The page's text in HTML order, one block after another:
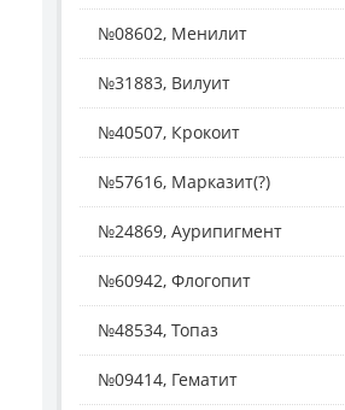
№08602, Менилит
№31883, Вилуит
№40507, Крокоит
№57616, Марказит(?)
№24869, Аурипигмент
№60942, Флогопит
№48534, Топаз
№09414, Гематит